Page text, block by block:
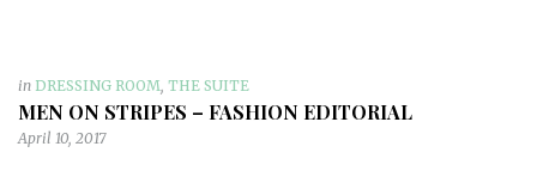
in DRESSING ROOM, THE SUITE
MEN ON STRIPES – FASHION EDITORIAL
April 10, 2017